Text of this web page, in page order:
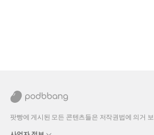
팟빵에 게시된 모든 콘텐츠들은 저작권법에 의거